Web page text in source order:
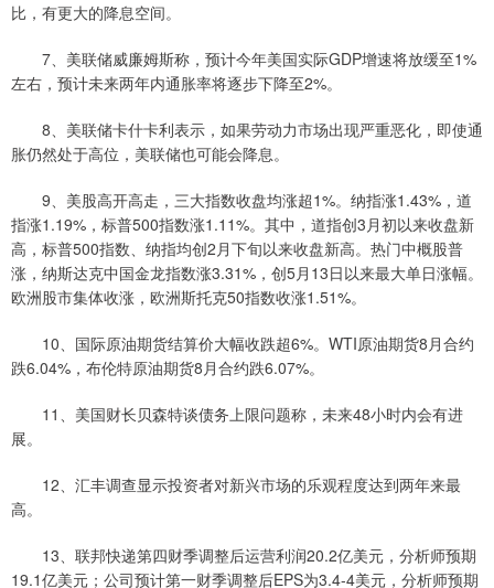
比，有更大的降息空间。
7、美联储威廉姆斯称，预计今年美国实际GDP增速将放缓至1%
左右，预计未来两年内通胀率将逐步下降至2%。
8、美联储卡什卡利表示，如果劳动力市场出现严重恶化，即使通
胀仍然处于高位，美联储也可能会降息。
9、美股高开高走，三大指数收盘均涨超1%。纳指涨1.43%，道
指涨1.19%，标普500指数涨1.11%。其中，道指创3月初以来收盘新
高，标普500指数、纳指均创2月下旬以来收盘新高。热门中概股普
涨，纳斯达克中国金龙指数涨3.31%，创5月13日以来最大单日涨幅。
欧洲股市集体收涨，欧洲斯托克50指数收涨1.51%。
10、国际原油期货结算价大幅收跌超6%。WTI原油期货8月合约
跌6.04%，布伦特原油期货8月合约跌6.07%。
11、美国财长贝森特谈债务上限问题称，未来48小时内会有进
展。
12、汇丰调查显示投资者对新兴市场的乐观程度达到两年来最
高。
13、联邦快递第四财季调整后运营利润20.2亿美元，分析师预期
19.1亿美元；公司预计第一财季调整后EPS为3.4-4美元，分析师预期